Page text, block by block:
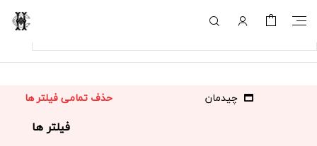
حذف تمامی فیلتر ها چیدمان
فیلتر ها